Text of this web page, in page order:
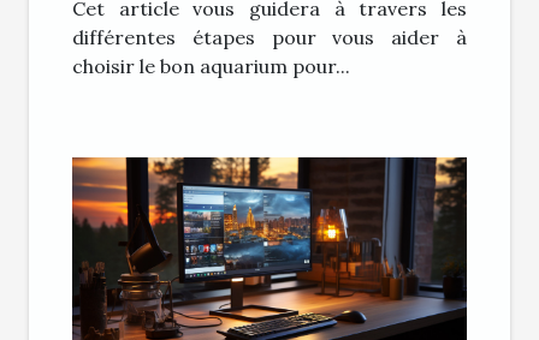
Cet article vous guidera à travers les
différentes étapes pour vous aider à
choisir le bon aquarium pour...